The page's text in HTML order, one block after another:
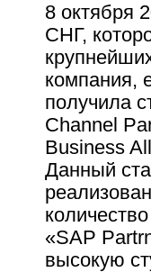
8 октября
СНГ,
компания,
получила
Channel
Business
Данный
«SAP
высокую